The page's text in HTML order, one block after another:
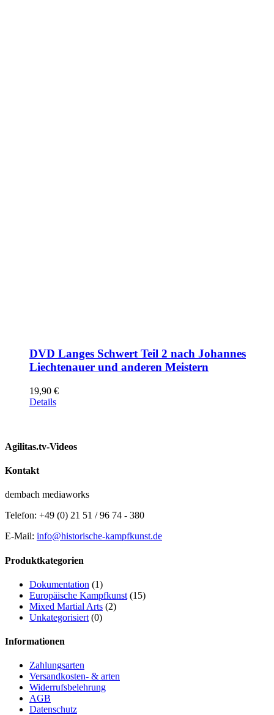
DVD Langes Schwert Teil 2 nach Johannes
Liechtenauer und anderen Meistern
19,90 €
Details
Agilitas.tv-Videos
Kontakt
dembach mediaworks
Telefon: +49 (0) 21 51 / 96 74 - 380
E-Mail: info@historische-kampfkunst.de
Produktkategorien
Dokumentation (1)
Europäische Kampfkunst (15)
Mixed Martial Arts (2)
Unkategorisiert (0)
Informationen
Zahlungsarten
Versandkosten- & arten
Widerrufsbelehrung
AGB
Datenschutz